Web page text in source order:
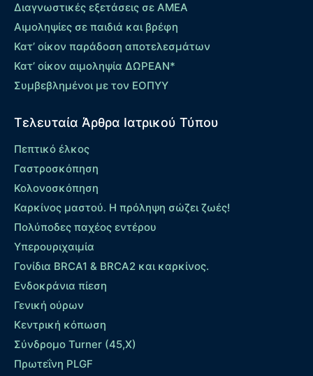
Διαγνωστικές εξετάσεις σε ΑΜΕΑ
Αιμοληψίες σε παιδιά και βρέφη
Κατ’ οίκον παράδοση αποτελεσμάτων
Κατ’ οίκον αιμοληψία ΔΩΡΕΑΝ*
Συμβεβλημένοι με τον ΕΟΠΥΥ
Τελευταία Άρθρα Ιατρικού Τύπου
Πεπτικό έλκος
Γαστροσκόπηση
Κολονοσκόπηση
Καρκίνος μαστού. Η πρόληψη σώζει ζωές!
Πολύποδες παχέος εντέρου
Yπερουριχαιμία
Γονίδια BRCA1 & BRCA2 και καρκίνος.
Ενδοκράνια πίεση
Γενική ούρων
Κεντρική κόπωση
Σύνδρομο Turner (45,X)
Πρωτεΐνη PLGF